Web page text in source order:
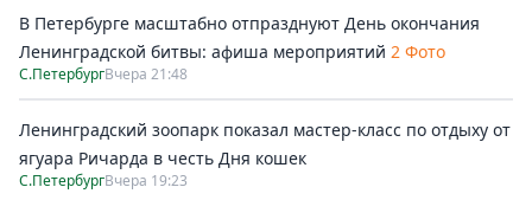
В Петербурге масштабно отпразднуют День окончания
Ленинградской битвы: афиша мероприятий 2 Фото
С.ПетербургВчера 21:48
Ленинградский зоопарк показал мастер-класс по отдыху от
ягуара Ричарда в честь Дня кошек
С.ПетербургВчера 19:23